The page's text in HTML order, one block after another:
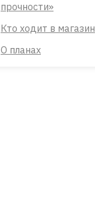
прочности»
Кто ходит в магазин
О планах